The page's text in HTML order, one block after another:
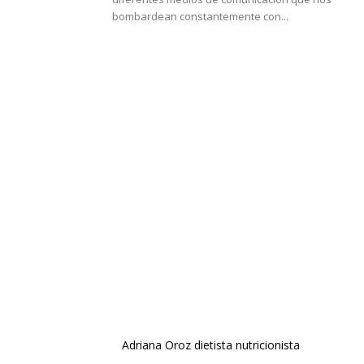
bombardean constantemente con...
Adriana Oroz dietista nutricionista